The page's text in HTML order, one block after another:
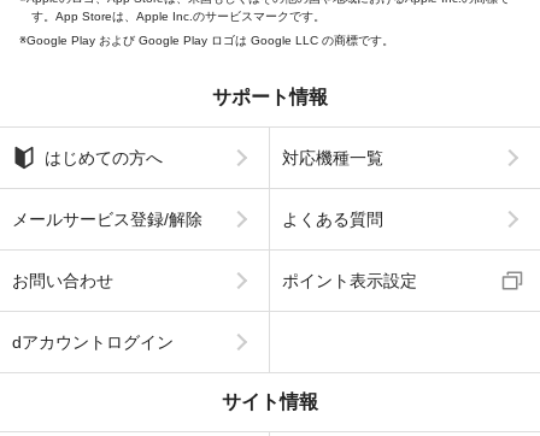
す。App Storeは、Apple Inc.のサービスマークです。
Google Play および Google Play ロゴは Google LLC の商標です。
サポート情報
はじめての方へ 対応機種一覧
メールサービス登録/解除 よくある質問
お問い合わせ ポイント表示設定
dアカウントログイン
サイト情報